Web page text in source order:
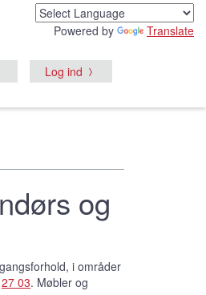
Powered by Translate
Log ind
og
i områder
27 03. Møbler og